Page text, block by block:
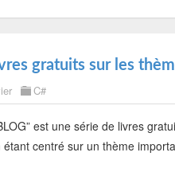
gratuits sur les
C#
est une série de livres
centré sur un thème